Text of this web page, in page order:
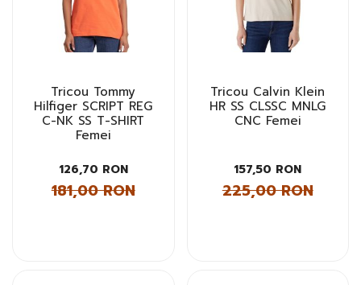
Tricou Tommy
Hilfiger SCRIPT REG
C-NK SS T-SHIRT
Femei
126,70 RON
181,00 RON
Tricou Calvin Klein
HR SS CLSSC MNLG
CNC Femei
157,50 RON
225,00 RON